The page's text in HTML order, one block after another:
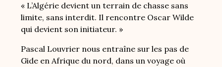
« L’Algérie devient un terrain de chasse sans
limite, sans interdit. Il rencontre Oscar Wilde
qui devient son initiateur. »
Pascal Louvrier nous entraîne sur les pas de
Gide en Afrique du nord, dans un voyage où